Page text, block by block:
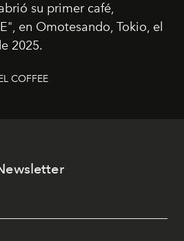
su primer café,
en Omotesando, Tokio, el
2025.
COFFEE